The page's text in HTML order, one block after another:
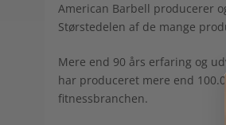
American Barbell producerer
Størstedelen af de mange
Mere end 90 års erfaring og
har produceret mere end
fitnessbranchen.